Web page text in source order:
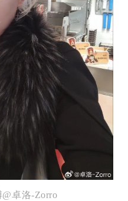
卓洛-Zorro